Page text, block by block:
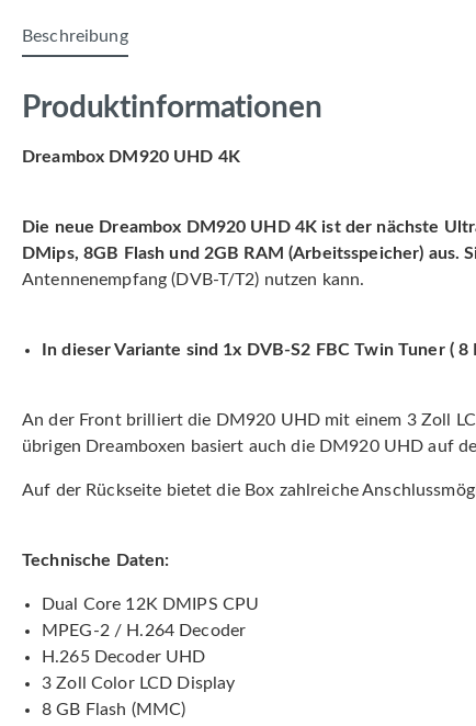
Beschreibung
Produktinformationen
Dreambox DM920 UHD 4K
Die neue Dreambox DM920 UHD 4K ist der nächste
DMips, 8GB Flash und 2GB RAM (Arbeitsspeicher) aus.
Antennenempfang (DVB-T/T2) nutzen kann.
In dieser Variante sind 1x DVB-S2 FBC Twin Tuner (
An der Front brilliert die DM920 UHD mit einem 3 Zoll
übrigen Dreamboxen basiert auch die DM920 UHD auf
Auf der Rückseite bietet die Box zahlreiche
Technische Daten:
Dual Core 12K DMIPS CPU
MPEG-2 / H.264 Decoder
H.265 Decoder UHD
3 Zoll Color LCD Display
8 GB Flash (MMC)